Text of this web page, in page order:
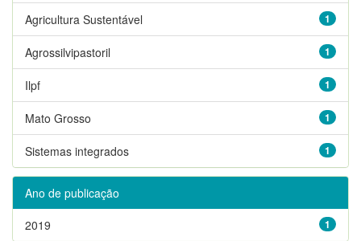
1
Agricultura Sustentável
1
Agrossilvipastoril
1
Ilpf
1
Mato Grosso
1
Sistemas integrados
Ano de publicação
1
2019